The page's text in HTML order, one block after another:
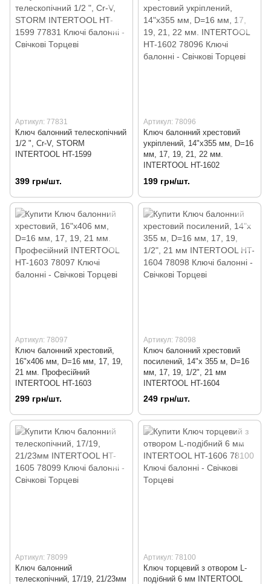
Артикул: 77831
Ключ балонний телескопічний
1/2 ", Cr-V, STORM
INTERTOOL HT-1599
399 грн/шт.
Артикул: 78096
Ключ балонний хрестовий
укріплений, 14"x355 мм, D=16
мм, 17, 19, 21, 22 мм.
INTERTOOL HT-1602
199 грн/шт.
Артикул: 78097
Ключ балонний хрестовий,
16"x406 мм, D=16 мм, 17, 19,
21 мм. Професійний
INTERTOOL HT-1603
299 грн/шт.
Артикул: 78098
Ключ балонний хрестовий
посилений, 14"x 355 м, D=16
мм, 17, 19, 1/2", 21 мм
INTERTOOL HT-1604
249 грн/шт.
Артикул: 78099
Ключ балонний
телескопічний, 17/19, 21/23мм
Артикул: 78100
Ключ торцевий з отвором L-
подібний 6 мм INTERTOOL